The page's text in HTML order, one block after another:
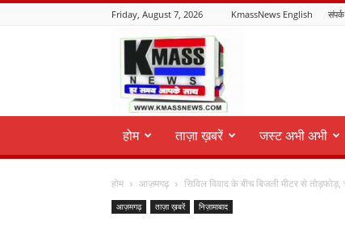
Friday, August 7, 2026 KmassNews English
KmassNews
होम ताज़ा ख़बरें जस्ट अभी अभी
होम आज़मगढ़ सिविल विवाद के बीच बिजली मीटर से तोड़फोड़,
आज़मगढ़ ताज़ा ख़बरें निज़ामाबाद